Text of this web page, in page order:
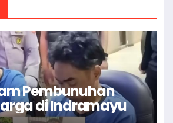
Pembunuhan
di Indramayu